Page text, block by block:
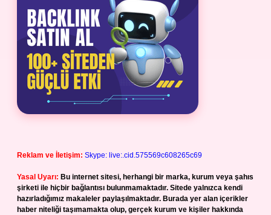
Reklam ve İletişim: Skype: live:.cid.575569c608265c69
Yasal Uyarı: Bu internet sitesi, herhangi bir marka, kurum veya şahıs
şirketi ile hiçbir bağlantısı bulunmamaktadır. Sitede yalnızca kendi
hazırladığımız makaleler paylaşılmaktadır. Burada yer alan içerikler
haber niteliği taşımamakta olup, gerçek kurum ve kişiler hakkında